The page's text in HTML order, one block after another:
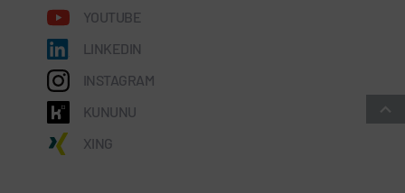
YOUTUBE
LINKEDIN
INSTAGRAM
KUNUNU
XING